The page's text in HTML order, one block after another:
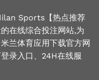
Sports【热点推荐
在线综合投注网站,为
兰体育应用下载官方网
录入口、24H在线服